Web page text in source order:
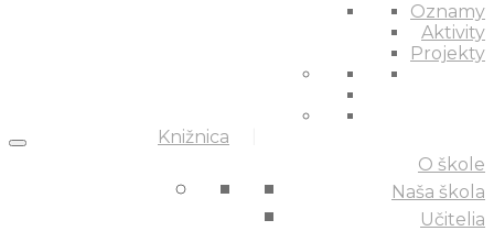
Knižnica
Oznamy
Aktivity
Projekty
O škole
Naša škola
Učitelia